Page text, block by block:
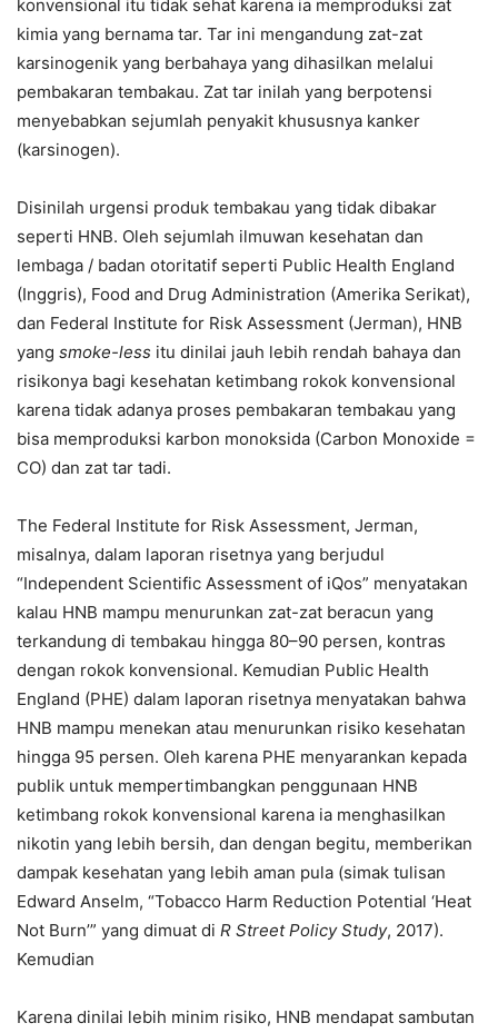
konvensional itu tidak sehat karena ia memproduksi zat
kimia yang bernama tar. Tar ini mengandung zat-zat
karsinogenik yang berbahaya yang dihasilkan melalui
pembakaran tembakau. Zat tar inilah yang berpotensi
menyebabkan sejumlah penyakit khususnya kanker
(karsinogen).
Disinilah urgensi produk tembakau yang tidak dibakar
seperti HNB. Oleh sejumlah ilmuwan kesehatan dan
lembaga / badan otoritatif seperti Public Health England
(Inggris), Food and Drug Administration (Amerika Serikat),
dan Federal Institute for Risk Assessment (Jerman), HNB
yang smoke-less itu dinilai jauh lebih rendah bahaya dan
risikonya bagi kesehatan ketimbang rokok konvensional
karena tidak adanya proses pembakaran tembakau yang
bisa memproduksi karbon monoksida (Carbon Monoxide =
CO) dan zat tar tadi.
The Federal Institute for Risk Assessment, Jerman,
misalnya, dalam laporan risetnya yang berjudul
“Independent Scientific Assessment of iQos” menyatakan
kalau HNB mampu menurunkan zat-zat beracun yang
terkandung di tembakau hingga 80–90 persen, kontras
dengan rokok konvensional. Kemudian Public Health
England (PHE) dalam laporan risetnya menyatakan bahwa
HNB mampu menekan atau menurunkan risiko kesehatan
hingga 95 persen. Oleh karena PHE menyarankan kepada
publik untuk mempertimbangkan penggunaan HNB
ketimbang rokok konvensional karena ia menghasilkan
nikotin yang lebih bersih, dan dengan begitu, memberikan
dampak kesehatan yang lebih aman pula (simak tulisan
Edward Anselm, “Tobacco Harm Reduction Potential ‘Heat
Not Burn’” yang dimuat di R Street Policy Study, 2017).
Kemudian
Karena dinilai lebih minim risiko, HNB mendapat sambutan